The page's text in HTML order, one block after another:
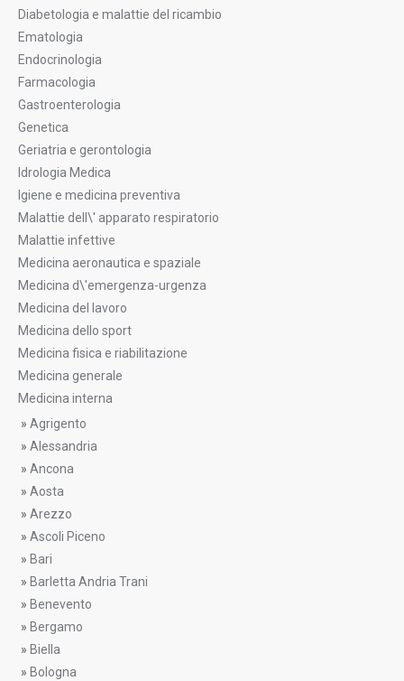
Diabetologia e malattie del ricambio
Ematologia
Endocrinologia
Farmacologia
Gastroenterologia
Genetica
Geriatria e gerontologia
Idrologia Medica
Igiene e medicina preventiva
Malattie dell\' apparato respiratorio
Malattie infettive
Medicina aeronautica e spaziale
Medicina d\'emergenza-urgenza
Medicina del lavoro
Medicina dello sport
Medicina fisica e riabilitazione
Medicina generale
Medicina interna
» Agrigento
» Alessandria
» Ancona
» Aosta
» Arezzo
» Ascoli Piceno
» Bari
» Barletta Andria Trani
» Benevento
» Bergamo
» Biella
» Bologna